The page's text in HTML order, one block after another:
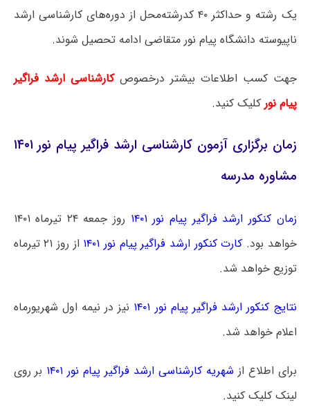
یک رشته و حداکثر ۴۰ کدرشته‌محل از دوره‌های کارشناسی ارشد
ناپیوسته دانشگاه پیام نور متقاضی ادامه تحصیل شوند.
جهت کسب اطلاعات بیشتر درخصوص کارشناسی ارشد فراگیر
پیام نورکلیک کنید.
زمان برگزاری آزمون کارشناسی ارشد فراگیر پیام نور ۱۴۰۱
مشاوره مدرسه
زمان کنکور ارشد فراگیر پیام نور ۱۴۰۱
روز جمعه ۲۴ تیرماه ۱۴۰۱
خواهد بود. کارت کنکور ارشد فراگیر پیام نور ۱۴۰۱
از روز ۲۱ تیرماه
توزیع خواهد شد.
نتایج کنکور ارشد فراگیر پیام نور ۱۴۰۱
نیز در نیمه اول شهریورماه
اعلام خواهد شد.
برای اطلاع از شهریه کارشناسی ارشد فراگیر پیام نور ۱۴۰۱
بر روی
لینک کلیک کنید.